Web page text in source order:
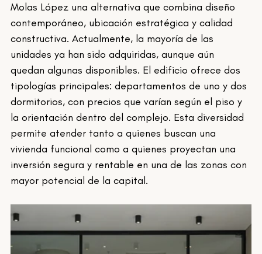
Molas López una alternativa que combina diseño
contemporáneo, ubicación estratégica y calidad
constructiva. Actualmente, la mayoría de las
unidades ya han sido adquiridas, aunque aún
quedan algunas disponibles. El edificio ofrece dos
tipologías principales: departamentos de uno y dos
dormitorios, con precios que varían según el piso y
la orientación dentro del complejo. Esta diversidad
permite atender tanto a quienes buscan una
vivienda funcional como a quienes proyectan una
inversión segura y rentable en una de las zonas con
mayor potencial de la capital.